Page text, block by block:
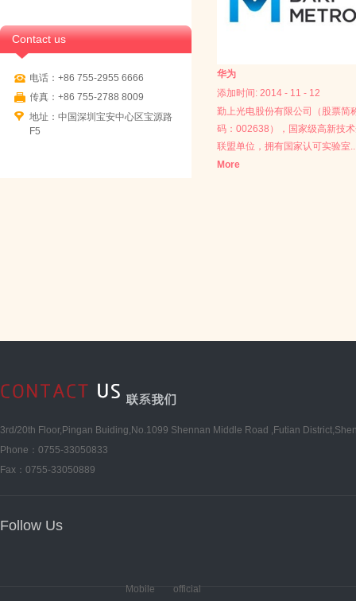
Contact us
电话：+86 755-2955 6666
传真：+86 755-2788 8009
地址：中国深圳宝安中心区宝源路
F5
华为
添加时间: 2014 - 11 - 12
勤上光电股份有限公司（股票简
码：002638），国家级高新技
联盟单位，拥有国家认可实验室
More
3rd/20th Floor,Pingan Buiding,No.1099 Shennan Middle Road ,Futian
Phone：0755-33050833
Fax：0755-33050889
Follow Us
Mobile official